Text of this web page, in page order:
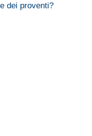
dei proventi?